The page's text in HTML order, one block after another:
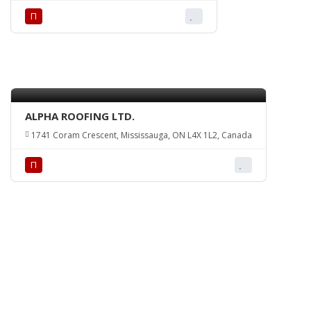
П
ALPHA ROOFING LTD.
1741 Coram Crescent, Mississauga, ON L4X 1L2, Canada
П